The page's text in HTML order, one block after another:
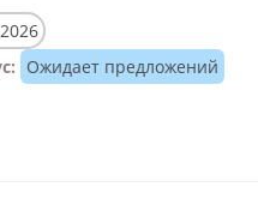
Ожидает предложений